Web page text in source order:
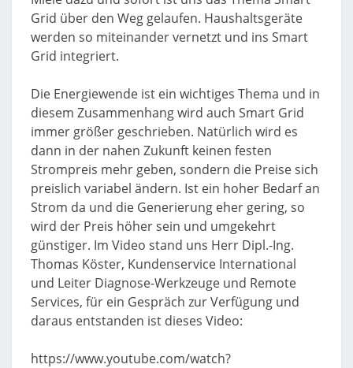
Grid über den Weg gelaufen. Haushaltsgeräte
werden so miteinander vernetzt und ins Smart
Grid integriert.
Die Energiewende ist ein wichtiges Thema und in
diesem Zusammenhang wird auch Smart Grid
immer größer geschrieben. Natürlich wird es
dann in der nahen Zukunft keinen festen
Strompreis mehr geben, sondern die Preise sich
preislich variabel ändern. Ist ein hoher Bedarf an
Strom da und die Generierung eher gering, so
wird der Preis höher sein und umgekehrt
günstiger. Im Video stand uns Herr Dipl.-Ing.
Thomas Köster, Kundenservice International
und Leiter Diagnose-Werkzeuge und Remote
Services, für ein Gespräch zur Verfügung und
daraus entstanden ist dieses Video:
https://www.youtube.com/watch?